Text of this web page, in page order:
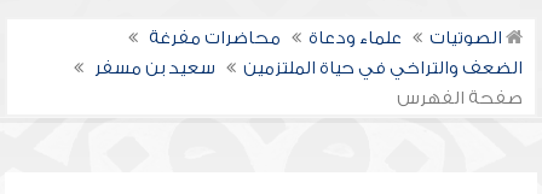
الصوتيات علماء ودعاة
محاضرات مفرغة
الضعف والتراخي في حياة الملتزمين
سعيد بن مسفر
صفحة الفهرس